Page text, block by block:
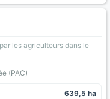
les agriculteurs dans le
(PAC)
639,5 ha